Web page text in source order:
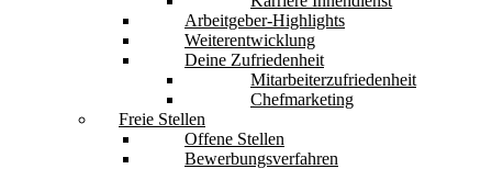
Arbeitgeber-Highlights
Weiterentwicklung
Deine Zufriedenheit
Mitarbeiterzufriedenheit
Chefmarketing
Freie Stellen
Offene Stellen
Bewerbungsverfahren